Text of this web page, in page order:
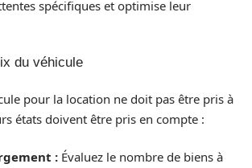
spécifiques et optimise leur
du véhicule
pour la location ne doit pas être pris à
états doivent être pris en compte :
: Évaluez le nombre de biens à